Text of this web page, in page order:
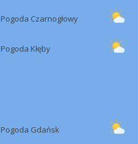
Pogoda Czarnogłowy
Pogoda Kłęby
Pogoda Gdańsk